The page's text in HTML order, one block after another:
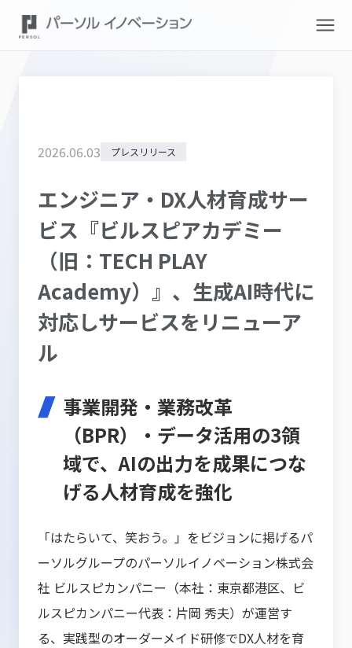
2026.06.03 プレスリリース
エンジニア・DX人材育成サー
ビス『ビルスピアカデミー
（旧：TECH PLAY
Academy）』、生成AI時代に
対応しサービスをリニューア
ル
事業開発・業務改革
（BPR）・データ活用の3領
域で、AIの出力を成果につな
げる人材育成を強化
「はたらいて、笑おう。」をビジョンに掲げるパ
ーソルグループのパーソルイノベーション株式会
社 ビルスピカンパニー（本社：東京都港区、ビ
ルスピカンパニー代表：片岡 秀夫）が運営す
る、実践型のオーダーメイド研修でDX人材を育